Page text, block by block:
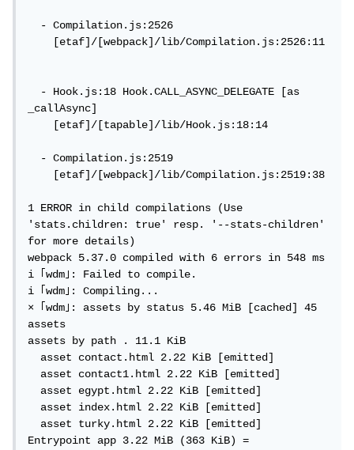
- Compilation.js:2526
[etaf]/[webpack]/lib/Compilation.js:2526:11
- Hook.js:18 Hook.CALL_ASYNC_DELEGATE [as
_callAsync]
[etaf]/[tapable]/lib/Hook.js:18:14
- Compilation.js:2519
[etaf]/[webpack]/lib/Compilation.js:2519:38
1 ERROR in child compilations (Use
'stats.children: true' resp. '--stats-children'
for more details)
webpack 5.37.0 compiled with 6 errors in 548 ms
i ｢wdm｣: Failed to compile.
i ｢wdm｣: Compiling...
× ｢wdm｣: assets by status 5.46 MiB [cached] 45
assets
assets by path . 11.1 KiB
asset contact.html 2.22 KiB [emitted]
asset contact1.html 2.22 KiB [emitted]
asset egypt.html 2.22 KiB [emitted]
asset index.html 2.22 KiB [emitted]
asset turky.html 2.22 KiB [emitted]
Entrypoint app 3.22 MiB (363 KiB) =